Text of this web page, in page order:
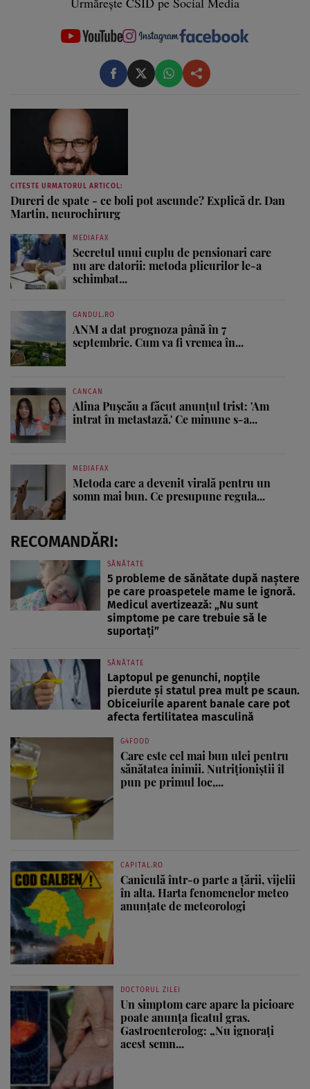
CITESTE URMATORUL ARTICOL:
Dureri de spate - ce boli pot ascunde? Explică dr. Dan
Martin, neurochirurg
MEDIAFAX
Secretul unui cuplu de pensionari care
nu are datorii: metoda plicurilor le-a
schimbat...
GANDUL.RO
ANM a dat prognoza până în 7
septembrie. Cum va fi vremea în...
CANCAN
Alina Pușcău a făcut anunțul trist: 'Am
intrat în metastază.' Ce minune s-a...
MEDIAFAX
Metoda care a devenit virală pentru un
somn mai bun. Ce presupune regula...
RECOMANDĂRI:
SĂNĂTATE
5 probleme de sănătate după naștere
pe care proaspetele mame le ignoră.
Medicul avertizează: „Nu sunt
simptome pe care trebuie să le
suportați”
SĂNĂTATE
Laptopul pe genunchi, nopțile
pierdute și statul prea mult pe scaun.
Obiceiurile aparent banale care pot
afecta fertilitatea masculină
G4FOOD
Care este cel mai bun ulei pentru
sănătatea inimii. Nutriționiștii îl
pun pe primul loc,...
CAPITAL.RO
Caniculă într-o parte a țării, vijelii
în alta. Harta fenomenelor meteo
anunțate de meteorologi
DOCTORUL ZILEI
Un simptom care apare la picioare
poate anunța ficatul gras.
Gastroenterolog: „Nu ignorați
acest semn...